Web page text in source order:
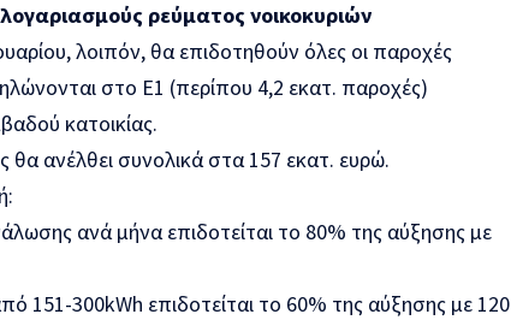
ρεύματος νοικοκυριών
λοιπόν, θα επιδοτηθούν όλες οι παροχές
στο E1 (περίπου 4,2 εκατ. παροχές)
κατοικίας.
θα ανέλθει συνολικά στα 157 εκατ. ευρώ.
ανά μήνα επιδοτείται το 80% της αύξησης με
151-300kWh επιδοτείται το 60% της αύξησης με 120